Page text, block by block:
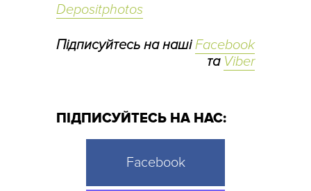
Depositphotos
Підписуйтесь на нашіFacebook
та Viber
ПІДПИСУЙТЕСЬ НА НАС:
Facebook